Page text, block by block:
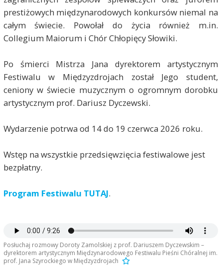
prestiżowych międzynarodowych konkursów niemal na
całym świecie. Powołał do życia również m.in.
Collegium Maiorum i Chór Chłopięcy Słowiki.
Po śmierci Mistrza Jana dyrektorem artystycznym
Festiwalu w Międzyzdrojach został Jego student,
ceniony w świecie muzycznym o ogromnym dorobku
artystycznym prof. Dariusz Dyczewski.
Wydarzenie potrwa od 14 do 19 czerwca 2026 roku.
Wstęp na wszystkie przedsięwzięcia festiwalowe jest
bezpłatny.
Program Festiwalu TUTAJ.
Posłuchaj rozmowy Doroty Zamolskiej z prof. Dariuszem Dyczewskim –
dyrektorem artystycznym Międzynarodowego Festiwalu Pieśni Chóralnej im.
prof. Jana Szyrockiego w Międzyzdrojach